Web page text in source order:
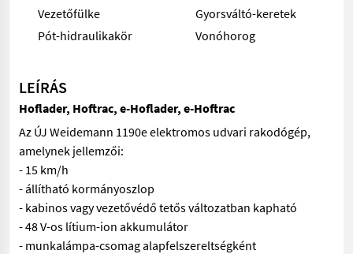
Vezetőfülke
Gyorsváltó-keretek
Pót-hidraulikakör
Vonóhorog
LEÍRÁS
Hoflader, Hoftrac, e-Hoflader, e-Hoftrac
Az ÚJ Weidemann 1190e elektromos udvari rakodógép,
amelynek jellemzői:
- 15 km/h
- állítható kormányoszlop
- kabinos vagy vezetővédő tetős változatban kapható
- 48 V-os lítium-ion akkumulátor
- munkalámpa-csomag alapfelszereltségként